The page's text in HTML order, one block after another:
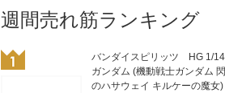
よくある質問
ご利用規約
週間売れ筋ランキング
バンダイスピリッツ HG 1/
ガンダム (機動戦士ガンダム
のハサウェイ キルケーの魔女)